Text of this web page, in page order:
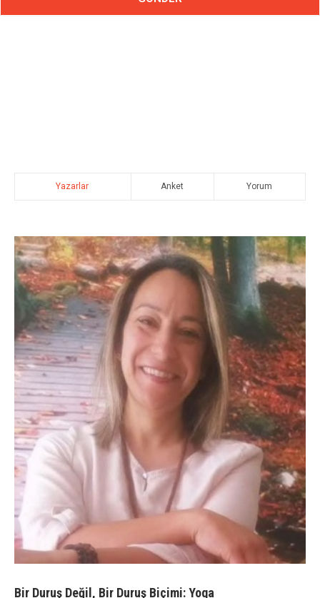
Yazarlar Anket Yorum
Bir Duruş Değil, Bir Duruş Biçimi: Yoga